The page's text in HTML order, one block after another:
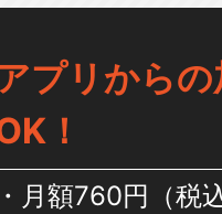
プリから
！
月額760円（税